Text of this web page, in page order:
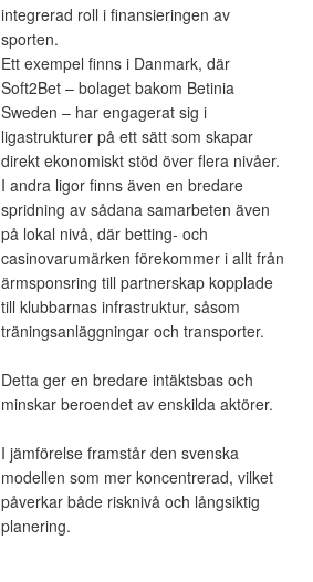
integrerad roll i finansieringen av
sporten.
Ett exempel finns i Danmark, där
Soft2Bet – bolaget bakom Betinia
Sweden – har engagerat sig i
ligastrukturer på ett sätt som skapar
direkt ekonomiskt stöd över flera nivåer.
I andra ligor finns även en bredare
spridning av sådana samarbeten även
på lokal nivå, där betting- och
casinovarumärken förekommer i allt från
ärmsponsring till partnerskap kopplade
till klubbarnas infrastruktur, såsom
träningsanläggningar och transporter.
Detta ger en bredare intäktsbas och
minskar beroendet av enskilda aktörer.
I jämförelse framstår den svenska
modellen som mer koncentrerad, vilket
påverkar både risknivå och långsiktig
planering.